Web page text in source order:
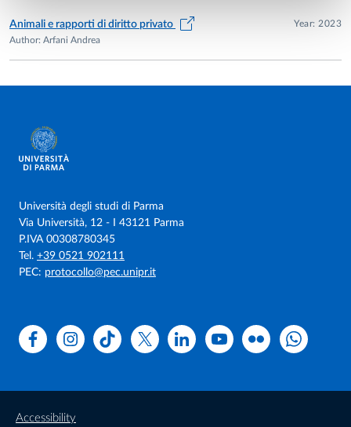
Animali e rapporti di diritto privato
Author: Arfani Andrea
Year: 2023
Università degli studi di Parma
Via Università, 12 - I 43121 Parma
P.IVA 00308780345
Tel. +39 0521 902111
PEC: protocollo@pec.unipr.it
FacebookInstagramTikTok X LinkedinYoutubeFlickr
Accessibility